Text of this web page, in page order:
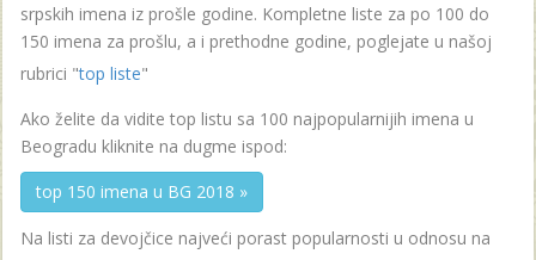
srpskih imena iz prošle godine. Kompletne liste za po 100 do
150 imena za prošlu, a i prethodne godine, poglejate u našoj
rubrici "top liste"
Ako želite da vidite top listu sa 100 najpopularnijih imena u
Beogradu kliknite na dugme ispod:
top 150 imena u BG 2018 »
Na listi za devojčice najveći porast popularnosti u odnosu na